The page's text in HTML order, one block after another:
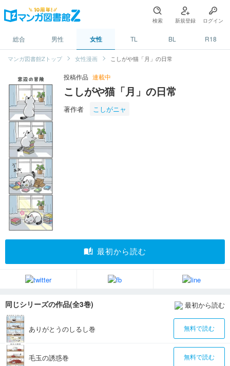
検索 新規登録 ログイン
総合 男性 女性 TL BL R18
マンガ図書館Zトップ 女性漫画 こしがや猫「月」の日常
投稿作品 連載中
こしがや猫「月」の日常
著作者 こしがニャ
auto_stories 最初から読む
同じシリーズの作品(全3巻) 最初から読む
ありがとうのしるし巻 無料で読む
毛玉の誘惑巻 無料で読む